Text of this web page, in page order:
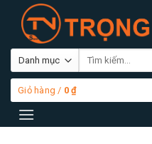
content
Tìm
Giỏ hàng / 0₫